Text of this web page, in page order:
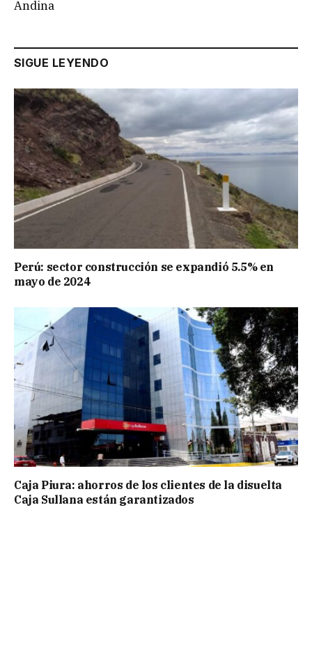
Andina
SIGUE LEYENDO
Perú: sector construcción se expandió 5.5% en
mayo de 2024
Caja Piura: ahorros de los clientes de la disuelta
Caja Sullana están garantizados